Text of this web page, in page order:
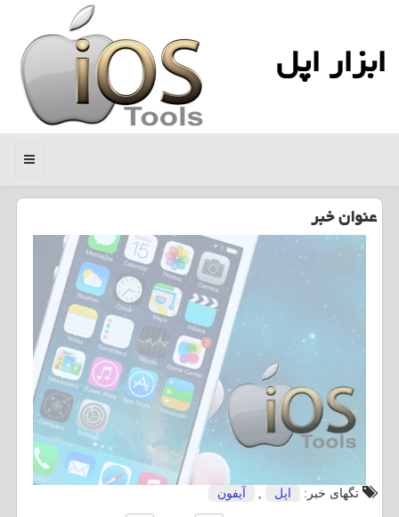
ابزار اپل
منو
عنوان خبر
تگهای خبر: اپل آیفون